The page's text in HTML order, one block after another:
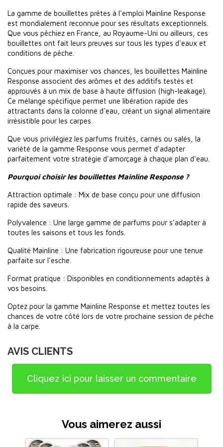
La gamme de bouillettes prêtes à l'emploi Mainline Response
est mondialement reconnue pour ses résultats exceptionnels.
Que vous pêchiez en France, au Royaume-Uni ou ailleurs, ces
bouillettes ont fait leurs preuves sur tous les types d'eaux et
conditions de pêche.
Conçues pour maximiser vos chances, les bouillettes Mainline
Response associent des arômes et des additifs testés et
approuvés à un mix de base à haute diffusion (high-leakage).
Ce mélange spécifique permet une libération rapide des
attractants dans la colonne d'eau, créant un signal alimentaire
irrésistible pour les carpes.
Que vous privilégiez les parfums fruités, carnés ou salés, la
variété de la gamme Response vous permet d'adapter
parfaitement votre stratégie d'amorçage à chaque plan d'eau.
Pourquoi choisir les bouillettes Mainline Response ?
Attraction optimale : Mix de base conçu pour une diffusion
rapide des saveurs.
Polyvalence : Une large gamme de parfums pour s'adapter à
toutes les saisons et tous les fonds.
Qualité Mainline : Une fabrication rigoureuse pour une tenue
parfaite sur l'esche.
Format pratique : Disponibles en conditionnements adaptés à
vos besoins.
Optez pour la gamme Mainline Response et mettez toutes les
chances de votre côté lors de votre prochaine session de pêche
à la carpe.
AVIS CLIENTS
Cliquez ici pour laisser un commentaire
Vous aimerez aussi